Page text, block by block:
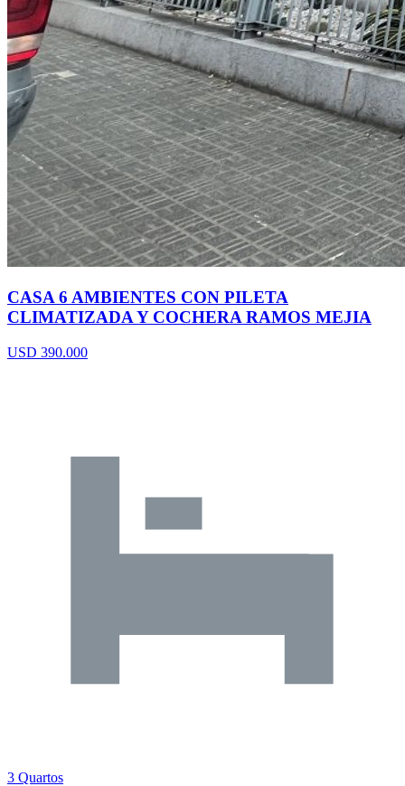
CASA 6 AMBIENTES CON PILETA
CLIMATIZADA Y COCHERA RAMOS MEJIA
USD 390.000
3 Quartos